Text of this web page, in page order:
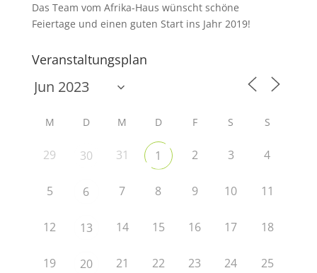
Das Team vom Afrika-Haus wünscht schöne
Feiertage und einen guten Start ins Jahr 2019!
Veranstaltungsplan
M D M D F S S
29 30 31 1 2 3 4
5 6 7 8 9 10 11
12 13 14 15 16 17 18
19 20 21 22 23 24 25